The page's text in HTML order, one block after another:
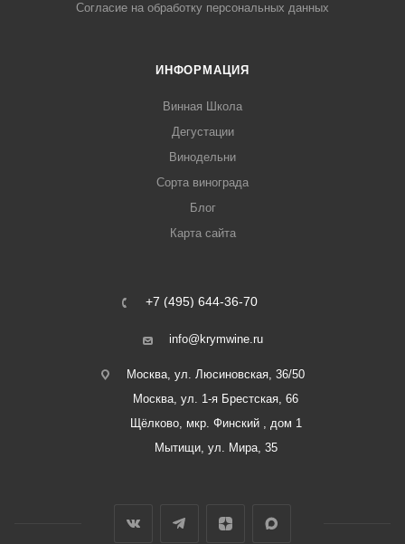
Согласие на обработку персональных данных
ИНФОРМАЦИЯ
Винная Школа
Дегустации
Винодельни
Сорта винограда
Блог
Карта сайта
+7 (495) 644-36-70
info@krymwine.ru
Москва, ул. Люсиновская, 36/50
Москва, ул. 1-я Брестская, 66
Щёлково, мкр. Финский , дом 1
Мытищи, ул. Мира, 35